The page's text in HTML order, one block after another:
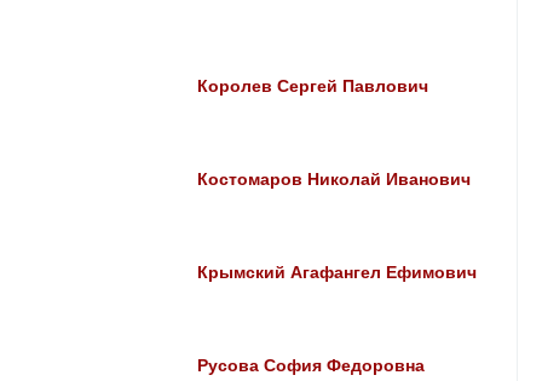
Королев Сергей Павлович
Костомаров Николай Иванович
Крымский Агафангел Ефимович
Русова София Федоровна